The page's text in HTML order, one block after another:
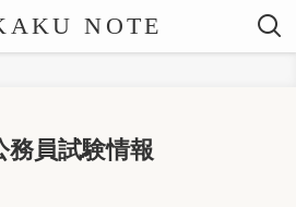
NOTE
務員試験情報